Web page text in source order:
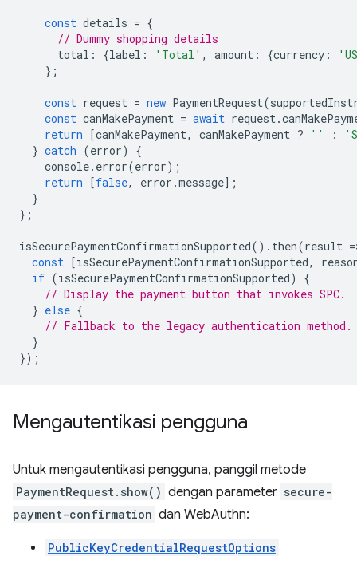
const details = {
// Dummy shopping details
total : {label : 'Total' , amount : {currency :
};
const request = new PaymentRequest(
const canMakePayment = await request.
return
[canMakePayment, canMakePayment ? '' :
} catch (error)
{
console. error(error);
return
[false, error .message];
}
};
isSecurePaymentConfirmationSupported(). then(result =
const
[isSecurePaymentConfirmationSupported,
if (isSecurePaymentConfirmationSupported)
{
// Display the payment button that invokes SPC.
} else {
// Fallback to the legacy authentication method.
}
});
Mengautentikasi pengguna
Untuk mengautentikasi pengguna, panggil metode
PaymentRequest.show() dengan parameter secure-
payment-confirmation dan WebAuthn:
PublicKeyCredentialRequestOptions